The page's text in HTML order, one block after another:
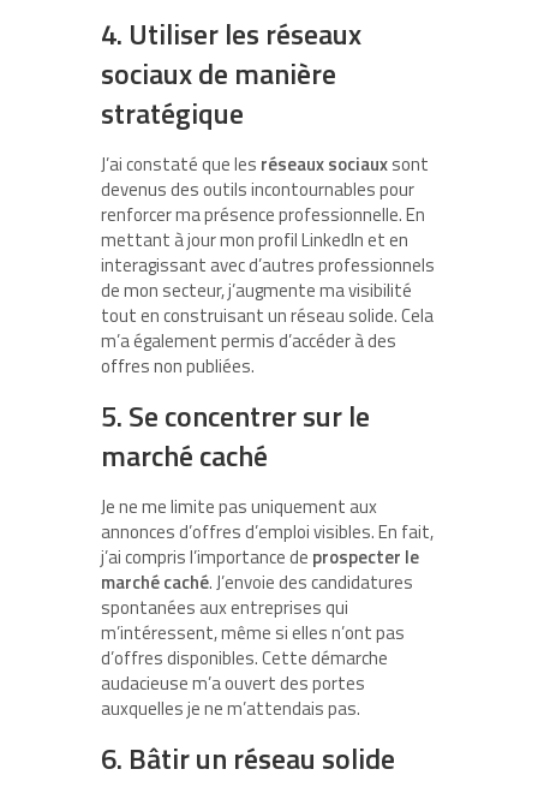
4. Utiliser les réseaux
sociaux de manière
stratégique
J’ai constaté que les réseaux sociauxsont
devenus des outils incontournables pour
renforcer ma présence professionnelle. En
mettant à jour mon profil LinkedIn et en
interagissant avec d’autres professionnels
de mon secteur, j’augmente ma visibilité
tout en construisant un réseau solide. Cela
m’a également permis d’accéder à des
offres non publiées.
5. Se concentrer sur le
marché caché
Je ne me limite pas uniquement aux
annonces d’offres d’emploi visibles. En fait,
j’ai compris l’importance de prospecter le
marché caché. J’envoie des candidatures
spontanées aux entreprises qui
m’intéressent, même si elles n’ont pas
d’offres disponibles. Cette démarche
audacieuse m’a ouvert des portes
auxquelles je ne m’attendais pas.
6. Bâtir un réseau solide